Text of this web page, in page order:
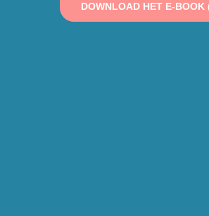
DOWNLOAD HET E-BOOK